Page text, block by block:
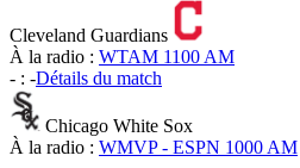
Cleveland Guardians
À la radio : WTAM 1100 AM
- : -Détails du match
Chicago White Sox
À la radio : WMVP - ESPN 1000 AM